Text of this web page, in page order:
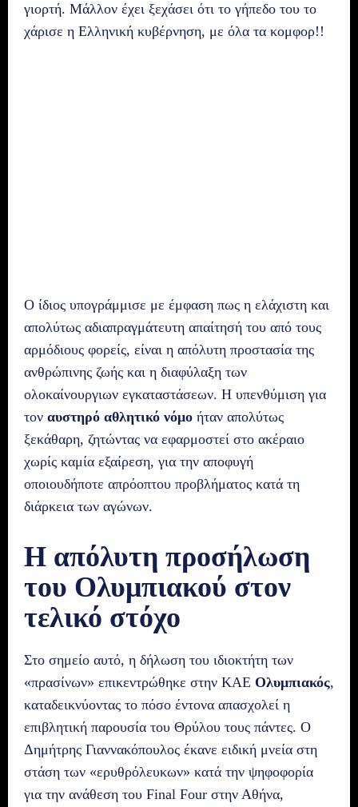
γιορτή. Μάλλον έχει ξεχάσει ότι το γήπεδο του το
χάρισε η Ελληνική κυβέρνηση, με όλα τα κομφορ!!
Ο ίδιος υπογράμμισε με έμφαση πως η ελάχιστη και
απολύτως αδιαπραγμάτευτη απαίτησή του από τους
αρμόδιους φορείς, είναι η απόλυτη προστασία της
ανθρώπινης ζωής και η διαφύλαξη των
ολοκαίνουργιων εγκαταστάσεων. Η υπενθύμιση για
τον αυστηρό αθλητικό νόμο ήταν απολύτως
ξεκάθαρη, ζητώντας να εφαρμοστεί στο ακέραιο
χωρίς καμία εξαίρεση, για την αποφυγή
οποιουδήποτε απρόοπτου προβλήματος κατά τη
διάρκεια των αγώνων.
Η απόλυτη προσήλωση
του Ολυμπιακού στον
τελικό στόχο
Στο σημείο αυτό, η δήλωση του ιδιοκτήτη των
«πρασίνων» επικεντρώθηκε στην ΚΑΕ Ολυμπιακός,
καταδεικνύοντας το πόσο έντονα απασχολεί η
επιβλητική παρουσία του Θρύλου τους πάντες. Ο
Δημήτρης Γιαννακόπουλος έκανε ειδική μνεία στη
στάση των «ερυθρόλευκων» κατά την ψηφοφορία
για την ανάθεση του Final Four στην Αθήνα,